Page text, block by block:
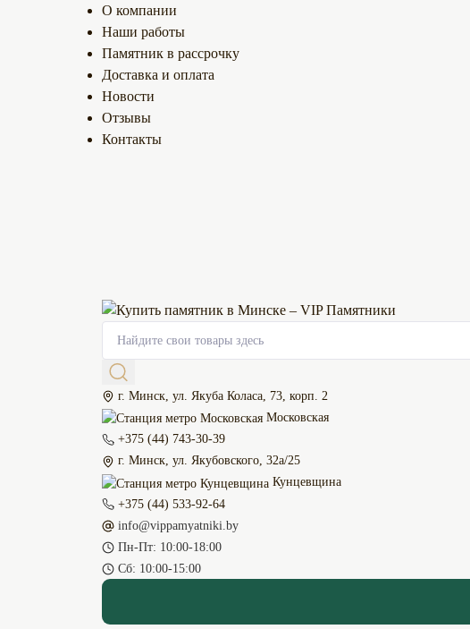
О компании
Наши работы
Памятник в рассрочку
Доставка и оплата
Новости
Отзывы
Контакты
г. Минск, ул. Якуба Коласа, 73, корп. 2
Московская
+375 (44) 743-30-39
г. Минск, ул. Якубовского, 32а/25
Кунцевщина
+375 (44) 533-92-64
info@vippamyatniki.by
Пн-Пт: 10:00-18:00
Сб: 10:00-15:00